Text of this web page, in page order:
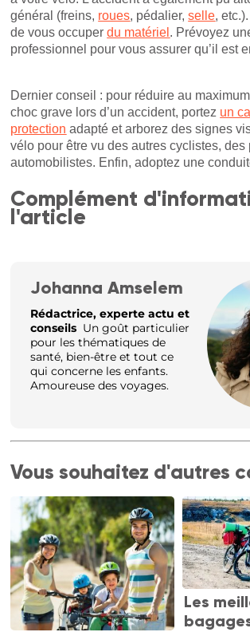
général (freins, roues, pédalier,selle,
de vous occuperdu matériel . Prévoyez
professionnel pour vous assurer qu’il est
Dernier conseil : pour réduire au
choc grave lors d’un accident, portez un
protection adapté et arborez des signes
vélo pour être vu des autres cyclistes, des
automobilistes. Enfin, adoptez une
Complément
l'article
Johanna Amselem
Rédactrice, experte actu et
conseils Un goût particulier
pour les thématiques de
santé, bien-être et tout ce
qui concerne les enfants.
Amoureuse des voyages.
Vous souhaitez d'autres
Les